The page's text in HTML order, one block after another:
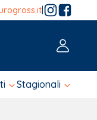
Stagionali